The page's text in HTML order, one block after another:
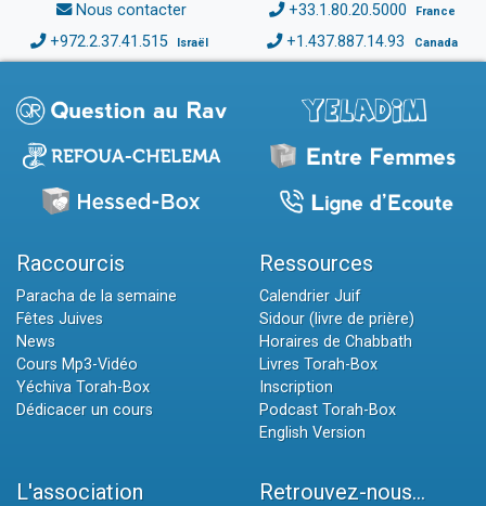
Nous contacter +33.1.80.20.5000 France
+972.2.37.41.515 Israël +1.437.887.14.93 Canada
Raccourcis
Paracha de la semaine
Fêtes Juives
News
Cours Mp3-Vidéo
Yéchiva Torah-Box
Dédicacer un cours
Ressources
Calendrier Juif
Sidour (livre de prière)
Horaires de Chabbath
Livres Torah-Box
Inscription
Podcast Torah-Box
English Version
L'association Retrouvez-nous...